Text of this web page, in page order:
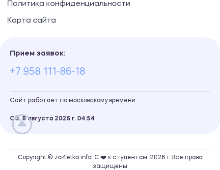
Политика конфиденциальности
Карта сайта
Прием заявок:
+7 958 111-86-18
Сайт работает по московскому времени
Сб, 8 августа 2026 г. 04 54
Copyright © za4etka.info. С ❤️ к студентам, 2026 г. Все права
защищены